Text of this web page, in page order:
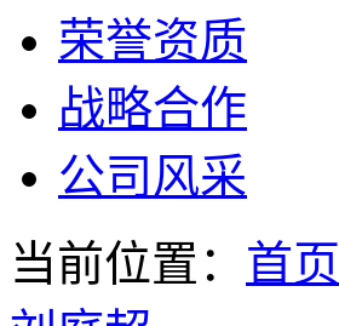
荣誉资质
战略合作
公司风采
当前位置： 首页